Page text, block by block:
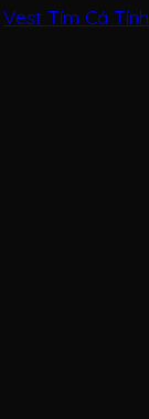
Vest Tím Cá Tính